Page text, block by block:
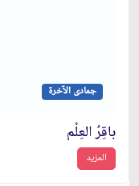
جمادى الآخرة
باقِرُ العِلْم
المزيد